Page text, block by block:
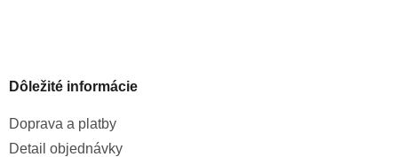
Dôležité informácie
Doprava a platby
Detail objednávky